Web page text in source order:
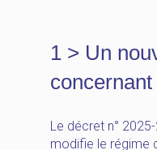
1 > Un
Le décret n°
modifie le régime